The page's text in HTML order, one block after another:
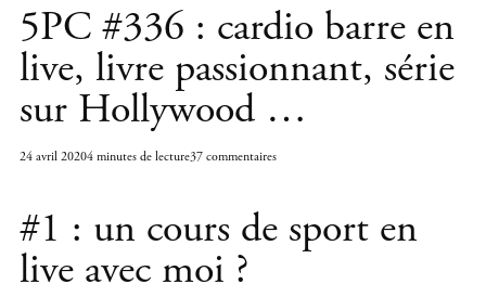
5PC #336 : cardio barre en
live, livre passionnant, série
sur Hollywood …
24 avril 20204 minutes de lecture37 commentaires
#1 : un cours de sport en
live avec moi ?